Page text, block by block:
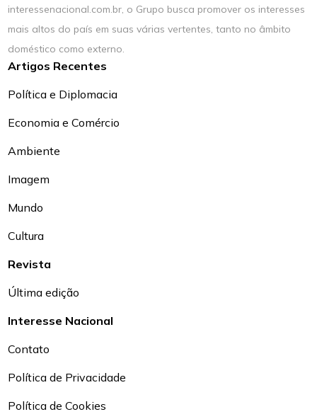
interessenacional.com.br, o Grupo busca promover os interesses
mais altos do país em suas várias vertentes, tanto no âmbito
doméstico como externo.
Artigos Recentes
Política e Diplomacia
Economia e Comércio
Ambiente
Imagem
Mundo
Cultura
Revista
Última edição
Interesse Nacional
Contato
Política de Privacidade
Política de Cookies